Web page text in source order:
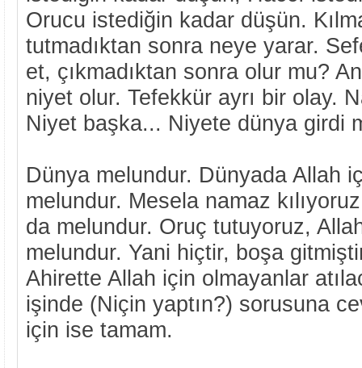
Orucu istediğin kadar düşün.
tutmadıktan sonra neye yarar.
et, çıkmadıktan sonra olur mu?
niyet olur. Tefekkür ayrı bir olay.
Niyet başka... Niyete dünya girdi
Dünya melundur. Dünyada Allah
melundur. Mesela namaz
da melundur. Oruç tutuyoruz,
melundur. Yani hiçtir, boşa
Ahirette Allah için olmayanlar
işinde (Niçin yaptın?) sorusuna
için ise tamam.